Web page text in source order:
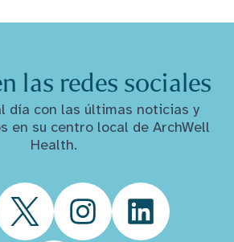
las redes sociales
día con las últimas noticias y
en su centro local de ArchWell
Health.
Twitter InstagramLinkedIn